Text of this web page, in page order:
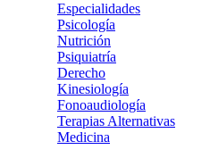
Especialidades
Psicología
Nutrición
Psiquiatría
Derecho
Kinesiología
Fonoaudiología
Terapias Alternativas
Medicina